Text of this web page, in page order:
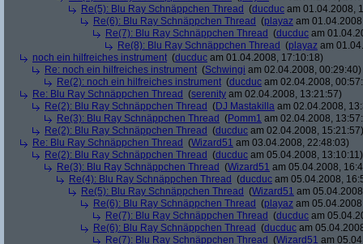
Re(5): Blu Ray Schnäppchen Thread (ducduc am 01.04.2008,
Re(6): Blu Ray Schnäppchen Thread (playaz am
Re(7): Blu Ray Schnäppchen Thread (ducduc am
Re(8): Blu Ray Schnäppchen Thread (playaz am
noch ein hilfreiches instrument (ducduc am 01.04.2008, 17:10:18)
Re: noch ein hilfreiches instrument (Schwingi am 02.04.2008, 00:29:40)
Re(2): noch ein hilfreiches instrument (ducduc am 02.04.2008,
Re: Blu Ray Schnäppchen Thread (serenity am 02.04.2008, 13:21:57)
Re(2): Blu Ray Schnäppchen Thread (DJ Mastakilla am 02.04.2008,
Re(3): Blu Ray Schnäppchen Thread (Pomm1 am 02.04.2008,
Re(2): Blu Ray Schnäppchen Thread (ducduc am 02.04.2008, 15:21:57)
Re: Blu Ray Schnäppchen Thread (Wizard51 am 03.04.2008, 22:48:03)
Re(2): Blu Ray Schnäppchen Thread (ducduc am 05.04.2008, 13:10:11)
Re(3): Blu Ray Schnäppchen Thread (Wizard51 am 05.04.2008,
Re(4): Blu Ray Schnäppchen Thread (ducduc am 05.04.2008,
Re(5): Blu Ray Schnäppchen Thread (Wizard51 am
Re(6): Blu Ray Schnäppchen Thread (playaz am
Re(7): Blu Ray Schnäppchen Thread (ducduc am
Re(6): Blu Ray Schnäppchen Thread (ducduc am
Re(7): Blu Ray Schnäppchen Thread (Wizard51 am